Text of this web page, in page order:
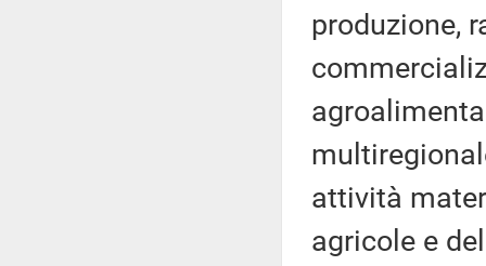
produzione,
attività
agricole e